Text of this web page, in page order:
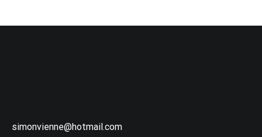
simonvienne@hotmail.com